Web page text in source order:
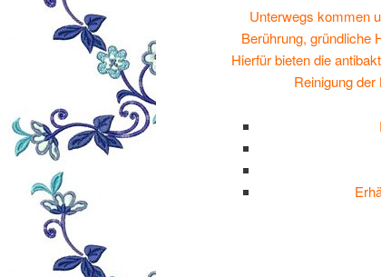
Unterwegs kommen
Berührung, gründliche
Hierfür bieten die
Reinigung